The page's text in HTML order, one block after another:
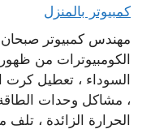
كمبيوتر بالمنزل
مهندس كمبيوتر
الكومبيوترات من
السوداء ، تعطيل كرت
، مشاكل وحدات
الحرارة الزائدة ، تلف